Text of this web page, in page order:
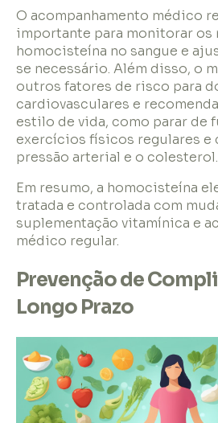
O acompanhamento médico
importante para monitorar os
homocisteína no sangue e
se necessário. Além disso, o
outros fatores de risco para
cardiovasculares e
estilo de vida, como parar de
exercícios físicos regulares e
pressão arterial e o colesterol.
Em resumo, a homocisteína
tratada e controlada com
suplementação vitamínica e
médico regular.
Prevenção de
Longo Prazo